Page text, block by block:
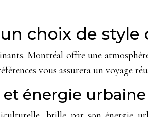
choix de style
Montréal offre une
vous assurera un voyage
énergie urbaine